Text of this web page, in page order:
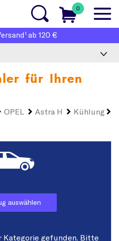
0
1 ab 120 €
für Ihren
OPEL Astra H
Kühlung
auswählen
Kategorie gefunden. Bitte